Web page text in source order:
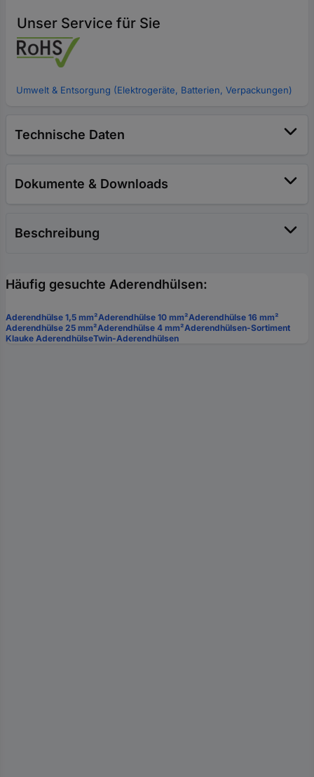
Unser Service für Sie
Umwelt & Entsorgung (Elektrogeräte, Batterien, Verpackungen)
Technische Daten
Dokumente & Downloads
Beschreibung
Häufig gesuchte Aderendhülsen:
Aderendhülse 1,5 mm²Aderendhülse 10 mm²Aderendhülse 16 mm²
Aderendhülse 25 mm²Aderendhülse 4 mm²Aderendhülsen-Sortiment
Klauke AderendhülseTwin-Aderendhülsen